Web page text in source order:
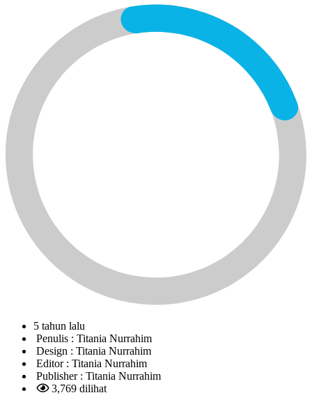
5 tahun lalu
Penulis : Titania Nurrahim
Design : Titania Nurrahim
Editor : Titania Nurrahim
Publisher : Titania Nurrahim
3,769 dilihat